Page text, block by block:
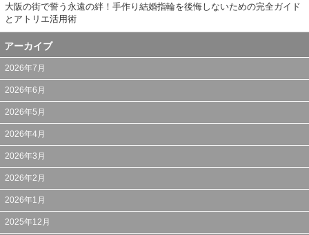
大阪の街で誓う永遠の絆！手作り結婚指輪を後悔しないための完全ガイド
とアトリエ活用術
アーカイブ
2026年7月
2026年6月
2026年5月
2026年4月
2026年3月
2026年2月
2026年1月
2025年12月